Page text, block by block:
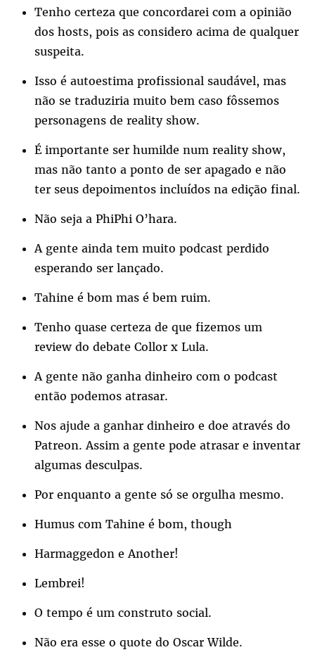
Tenho certeza que concordarei com a opinião
dos hosts, pois as considero acima de qualquer
suspeita.
Isso é autoestima profissional saudável, mas
não se traduziria muito bem caso fôssemos
personagens de reality show.
É importante ser humilde num reality show,
mas não tanto a ponto de ser apagado e não
ter seus depoimentos incluídos na edição final.
Não seja a PhiPhi O’hara.
A gente ainda tem muito podcast perdido
esperando ser lançado.
Tahine é bom mas é bem ruim.
Tenho quase certeza de que fizemos um
review do debate Collor x Lula.
A gente não ganha dinheiro com o podcast
então podemos atrasar.
Nos ajude a ganhar dinheiro e doe através do
Patreon. Assim a gente pode atrasar e inventar
algumas desculpas.
Por enquanto a gente só se orgulha mesmo.
Humus com Tahine é bom, though
Harmaggedon e Another!
Lembrei!
O tempo é um construto social.
Não era esse o quote do Oscar Wilde.